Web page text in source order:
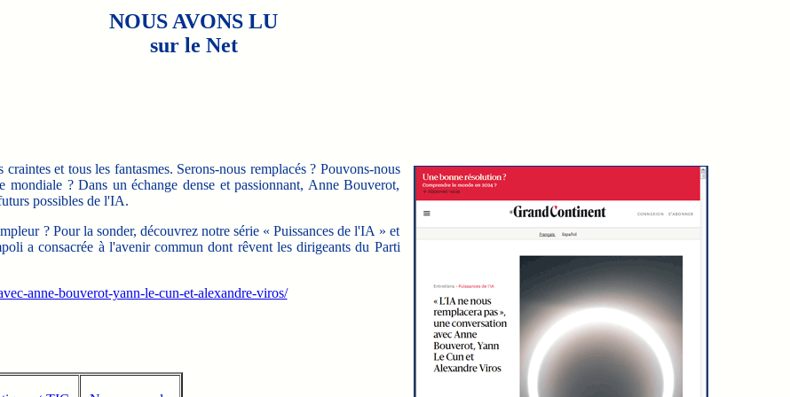
NOUS AVONS LU
sur le Net
et tous les fantasmes. Serons-nous remplacés ? Pouvons-nous
? Dans un échange dense et passionnant, Anne Bouverot,
possibles de l'IA.
? Pour la sonder, découvrez notre série « Puissances de l'IA » et
a consacrée à l'avenir commun dont rêvent les dirigeants du Parti
anne-bouverot-yann-le-cun-et-alexandre-viros/